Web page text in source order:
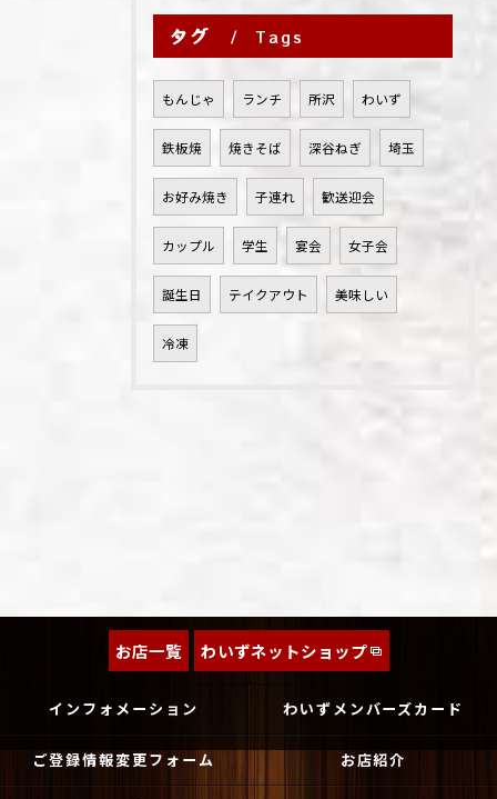
タグ Tags
もんじゃ ランチ 所沢 わいず
鉄板焼 焼きそば 深谷ねぎ 埼玉
お好み焼き 子連れ 歓送迎会
カップル 学生 宴会 女子会
誕生日 テイクアウト 美味しい
冷凍
お店一覧 わいずネットショップ
インフォメーション わいずメンバーズカード
ご登録情報変更フォーム お店紹介